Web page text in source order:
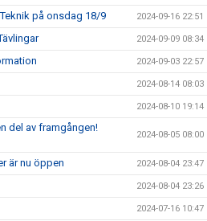
på onsdag 18/9 2024-09-16 22:51
2024-09-09 08:34
2024-09-03 22:57
2024-08-14 08:03
2024-08-10 19:14
del av framgången!
2024-08-05 08:00
är nu öppen 2024-08-04 23:47
2024-08-04 23:26
2024-07-16 10:47